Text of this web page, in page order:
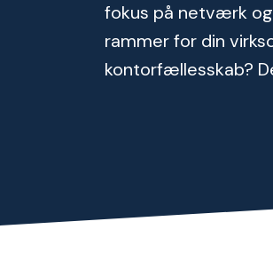
fokus på netværk
rammer for din
kontorfællesskab?